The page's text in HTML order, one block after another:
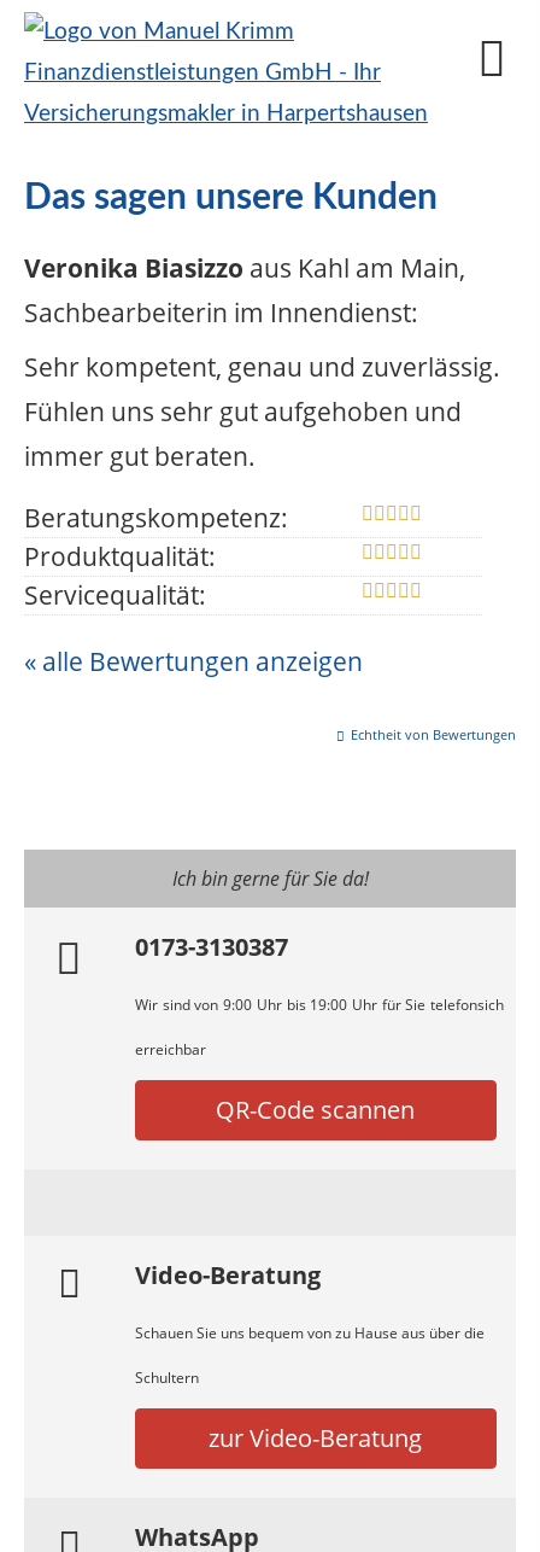
Das sagen unsere Kunden
Veronika Biasizzo aus Kahl am Main,
Sachbearbeiterin im Innendienst:
Sehr kompetent, genau und zuverlässig.
Fühlen uns sehr gut aufgehoben und
immer gut beraten.
Beratungskompetenz:
Produktqualität:
Servicequalität:
« alle Bewertungen anzeigen
Echtheit von Bewertungen
Ich bin gerne für Sie da!
0173-3130387
Wir sind von 9:00 Uhr bis 19:00 Uhr für Sie telefonsich
erreichbar
QR-Code scannen
Video-Beratung
Schauen Sie uns bequem von zu Hause aus über die
Schultern
zur Video-Beratung
WhatsApp